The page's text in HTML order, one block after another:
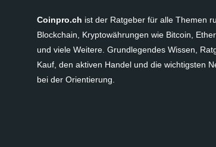
Coinpro.ch ist der Ratgeber für alle Themen
Blockchain, Kryptowährungen wie Bitcoin,
und viele Weitere. Grundlegendes Wissen,
Kauf, den aktiven Handel und die wichtigsten
bei der Orientierung.